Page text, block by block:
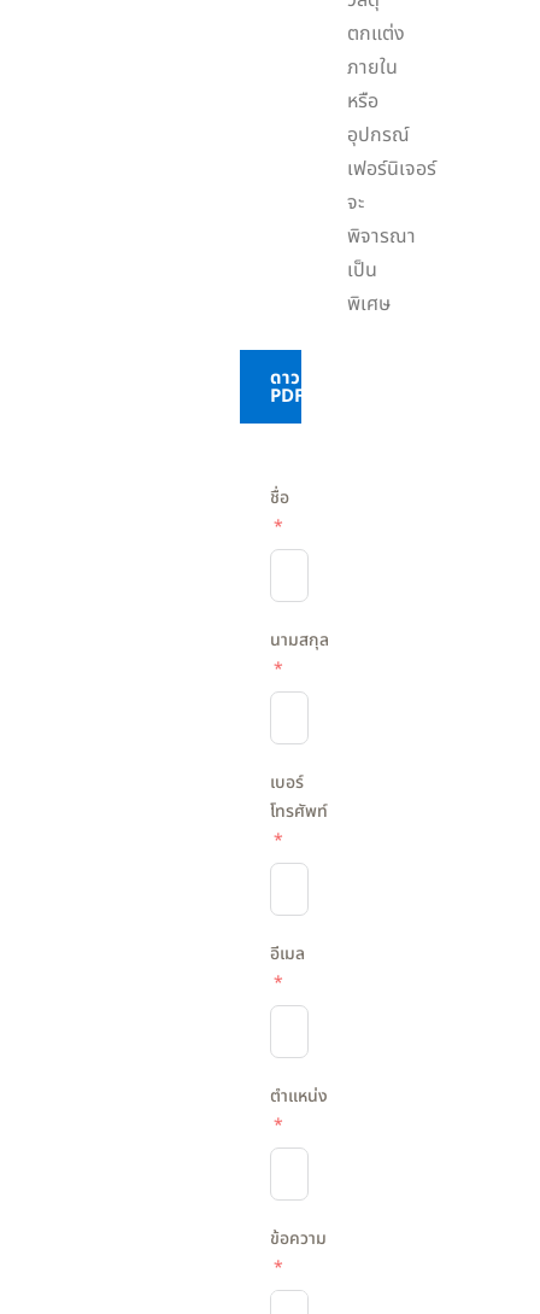
ตกแต่ง
ภายใน
หรือ
อุปกรณ์
เฟอร์นิเจอร์
จะ
พิจารณา
เป็น
พิเศษ
ดาวน์โหลด
PDF
ชื่อ
นามสกุล
เบอร์
โทรศัพท์
อีเมล
ตำแหน่ง
ข้อความ